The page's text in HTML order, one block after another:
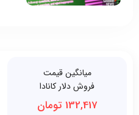
میانگین قیمت
فروش دلار کانادا
132,417 تومان